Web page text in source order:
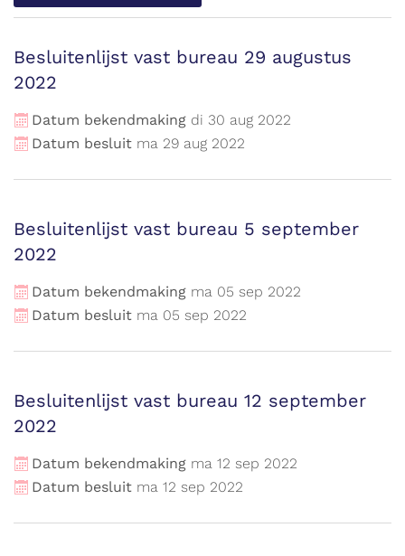
Besluitenlijst vast bureau 29 augustus
2022
Datum bekendmaking di 30 aug 2022
Datum besluit ma 29 aug 2022
Besluitenlijst vast bureau 5 september
2022
Datum bekendmaking ma 05 sep 2022
Datum besluit ma 05 sep 2022
Besluitenlijst vast bureau 12 september
2022
Datum bekendmaking ma 12 sep 2022
Datum besluit ma 12 sep 2022